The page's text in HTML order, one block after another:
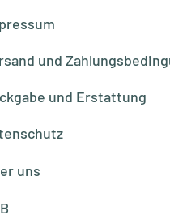
und
und Erstattung
uns